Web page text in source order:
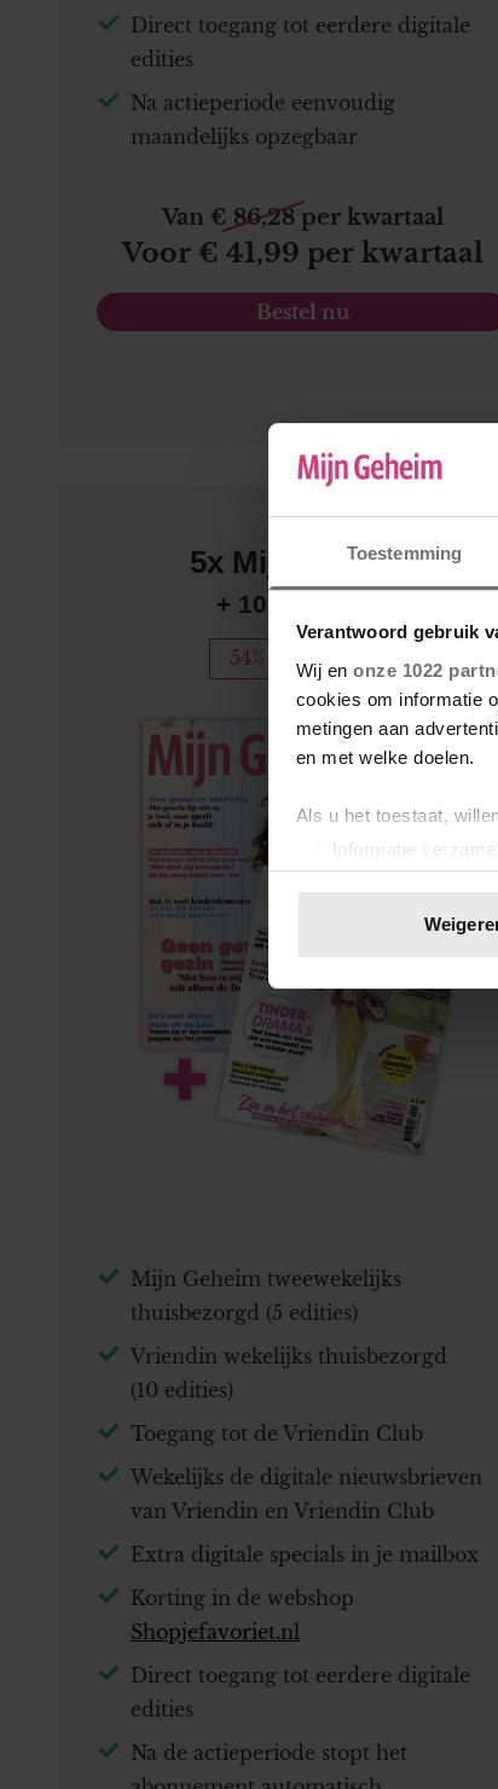
Toestemming
Verantwoord gebruik
Wij en onze 1022
cookies om informatie
metingen aan
en met welke doelen.
Als u het toestaat,
Informatie
Uw apparaat
toestemming op elk
We gebruiken cookies
websiteverkeer te
media, adverteren en
verstrekt of die ze
onze website blijft
Direct toegang tot eerdere digitale
edities
Na actieperiode eenvoudig
maandelijks opzegbaar
Van € 86,28 per kwartaal
Voor € 41,99 per kwartaal
Bestel nu
5x Mijn Geheim
+ 10x Vriendin
54% KORTING
Mijn Geheim tweewekelijks
thuisbezorgd (5 edities)
Vriendin wekelijks thuisbezorgd
(10 edities)
Toegang tot de Vriendin Club
Wekelijks de digitale nieuwsbrieven
van Vriendin en Vriendin Club
Extra digitale specials in je mailbox
Korting in de webshop
Shopjefavoriet.nl
Direct toegang tot eerdere digitale
edities
Na de actieperiode stopt het